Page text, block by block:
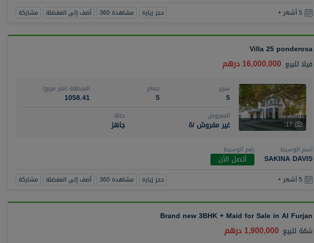
5 أشهر + حجز زيارة مشاهدة 360 أضف إلى المفضلة مشاركة
Villa 25 ponderosa
فيلا للبيع 16,000,000 درهم
17
سرير
5
حمام
5
المنطقة (متر مربع)
1058.41
المعروض
غير مفروش /ة
حالة
جاهز
اسم الوسيط
SAKINA DAVIS
رقم الوسيط
أتصل الأن
5 أشهر + حجز زيارة مشاهدة 360 أضف إلى المفضلة مشاركة
Brand new 3BHK + Maid for Sale in Al Furjan
شقة للبيع 1,900,000 درهم